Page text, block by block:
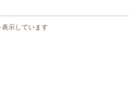
示しています